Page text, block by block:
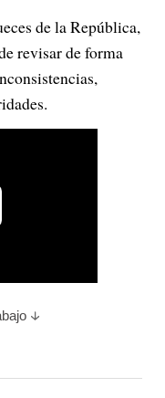
de la República,
revisar de forma